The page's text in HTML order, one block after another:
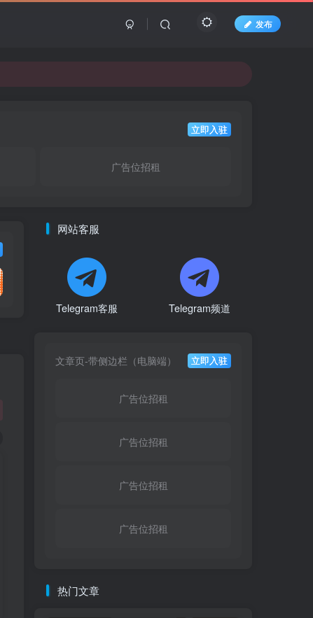
发布
立即入驻
广告位招租
网站客服
Telegram客服 Telegram频道
文章页-带侧边栏（电脑端） 立即入驻
广告位招租
广告位招租
广告位招租
广告位招租
热门文章